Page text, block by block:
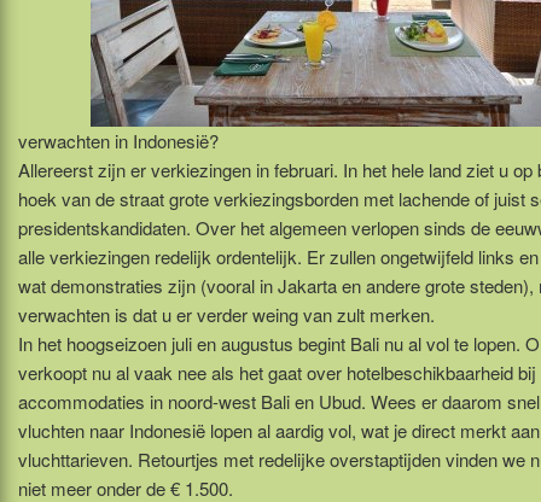
verwachten in Indonesië?
Allereerst zijn er verkiezingen in februari. In het hele land ziet u op
hoek van de straat grote verkiezingsborden met lachende of juist
presidentskandidaten. Over het algemeen verlopen sinds de
alle verkiezingen redelijk ordentelijk. Er zullen ongetwijfeld links
wat demonstraties zijn (vooral in Jakarta en andere grote steden),
verwachten is dat u er verder weing van zult merken.
In het hoogseizoen juli en augustus begint Bali nu al vol te lopen.
verkoopt nu al vaak nee als het gaat over hotelbeschikbaarheid
accommodaties in noord-west Bali en Ubud. Wees er daarom
vluchten naar Indonesië lopen al aardig vol, wat je direct merkt
vluchttarieven. Retourtjes met redelijke overstaptijden vinden we
niet meer onder de € 1.500.